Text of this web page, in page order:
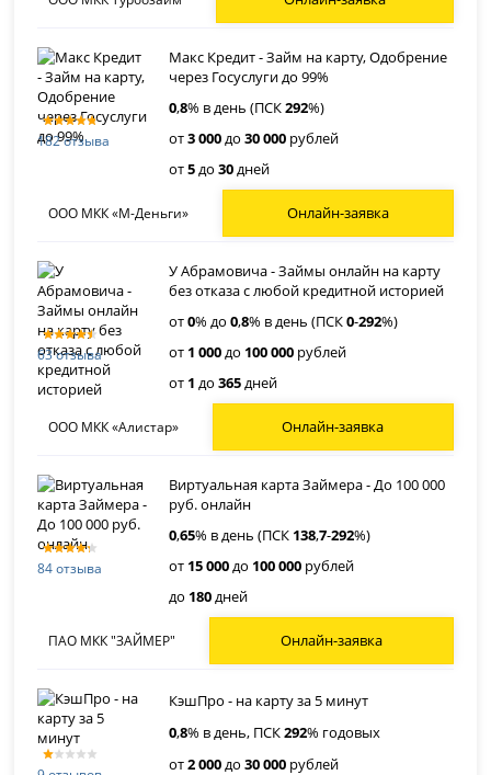
182 отзыва
Макс Кредит - Займ на карту, Одобрение
через Госуслуги до 99%
0,8% в день (ПСК292%)
от3 000до30 000 рублей
от5до30дней
ООО МКК «М-Деньги» Онлайн-заявка
63 отзыва
У Абрамовича - Займы онлайн на карту
без отказа с любой кредитной историей
от0% до0,8% в день (ПСК0-292%)
от 1 000до 100 000 рублей
от 1 до365дней
ООО МКК «Алистар» Онлайн-заявка
84 отзыва
Виртуальная карта Займера - До 100 000
руб. онлайн
0,65% в день (ПСК 138,7-292%)
от 15 000до 100 000 рублей
до 180дней
ПАО МКК "ЗАЙМЕР" Онлайн-заявка
КэшПро - на карту за 5 минут
0,8% в день, ПСК292% годовых
от2 000до30 000 рублей